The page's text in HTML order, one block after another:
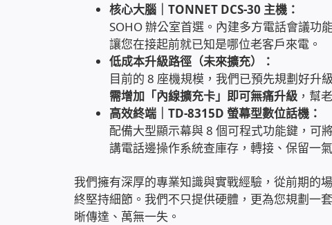
核心大腦｜TONNET DCS-30 主機：
SOHO 辦公室首選。內建多方電話會議功
讓您在接起前就已知是哪位老客戶來電。
低成本升級路徑（未來擴充）：
目前的 8 座機規模，我們已預先規劃好升
需增加「內線擴充卡」即可無痛升級，幫
高效終端｜TD-8315D 螢幕型數位話機：
配備大型顯示幕與 8 個可程式功能鍵，可
講電話邊操作系統查庫存，轉接、保留一
我們擁有深厚的專業知識與實戰經驗，從前期的
終堅持細節。我們不只提供硬體，更為您規劃一
晰傳達、萬無一失。